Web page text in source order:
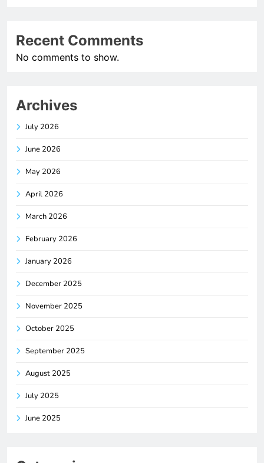
Recent Comments
No comments to show.
Archives
July 2026
June 2026
May 2026
April 2026
March 2026
February 2026
January 2026
December 2025
November 2025
October 2025
September 2025
August 2025
July 2025
June 2025